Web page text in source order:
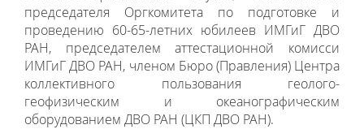
председателя Оргкомитета по подготовке и
проведению 60-65-летних юбилеев ИМГиГ ДВО
РАН, председателем аттестационной комисси
ИМГиГ ДВО РАН, членом Бюро (Правления) Центра
коллективного пользования геолого-
геофизическим и океанографическим
оборудованием ДВО РАН (ЦКП ДВО РАН).